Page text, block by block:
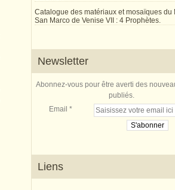
Catalogue des matériaux et mosaïques du
San Marco de Venise VII : 4 Prophètes.
Newsletter
Abonnez-vous pour être averti des
publiés.
Email
Liens